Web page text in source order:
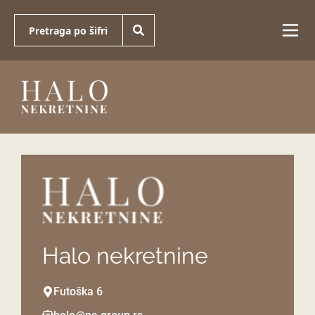
Halo nekretnine
Futoška 6